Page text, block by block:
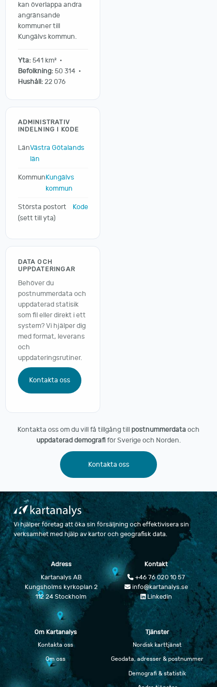
kan överlappa andra
angränsande
kommuner till
Kungälvs kommun.
Yta:541 km² •
Befolkning:50 314 •
Hushåll:22 076
ADMINISTRATIV
INDELNING I KODE
LänVästra Götalands
län
KommunKungälvs
kommun
Största postort
(sett till yta)
Kode
DATA OCH
UPPDATERINGAR
Behöver du
postnummerdata och
uppdaterad statisik
som fil eller direkt i ett
system? Vi hjälper dig
med format, leverans
och
uppdateringsrutiner.
Kontakta oss
Kontakta oss om du vill få tillgång till postnummerdataoch
uppdaterad demografiför Sverige och Norden.
Kontakta oss
Vi hjälper företag att öka sin försäljning och effektivisera sin
verksamhet med hjälp av kartor och geografisk data.
Adress
Kartanalys AB
Kungsholms kyrkoplan 2
112 24 Stockholm
Kontakt
+46 76 020 10 57
info@kartanalys.se
Linkedin
Om Kartanalys
Kontakta oss
Om oss
Tjänster
Nordisk karttjänst
Geodata, adresser & postnummer
Demografi & statistik